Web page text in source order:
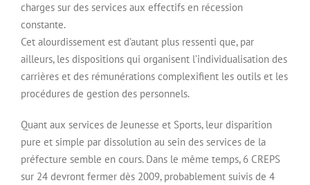
charges sur des services aux effectifs en récession
constante.
Cet alourdissement est d’autant plus ressenti que, par
ailleurs, les dispositions qui organisent l’individualisation des
carrières et des rémunérations complexifient les outils et les
procédures de gestion des personnels.
Quant aux services de Jeunesse et Sports, leur disparition
pure et simple par dissolution au sein des services de la
préfecture semble en cours. Dans le même temps, 6 CREPS
sur 24 devront fermer dès 2009, probablement suivis de 4